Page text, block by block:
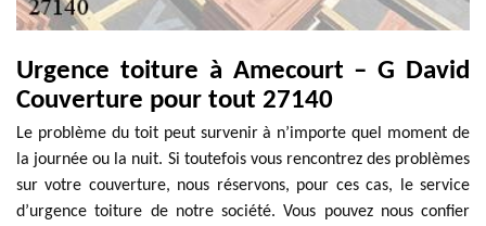
Urgence toiture à Amecourt – G David
Couverture pour tout 27140
Le problème du toit peut survenir à n’importe quel moment de
la journée ou la nuit. Si toutefois vous rencontrez des problèmes
sur votre couverture, nous réservons, pour ces cas, le service
d’urgence toiture de notre société. Vous pouvez nous confier